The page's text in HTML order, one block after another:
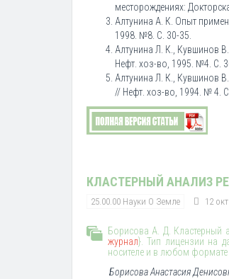
месторождениях:
Алтунина А. К. Опыт
1998. №8. С. 30-35.
Алтунина Л. К., Кувшинов
Нефт. хоз-во, 1995. №4. С.
Алтунина Л. К., Кувшинов
// Нефт. хоз-во, 1994. № 4.
КЛАСТЕРНЫЙ АНАЛИЗ
25.00.00 Науки О Земле 12
Борисова А. Д.
журнал}. Тип лицензии на
носителе и в любом формате
Борисова Анастасия